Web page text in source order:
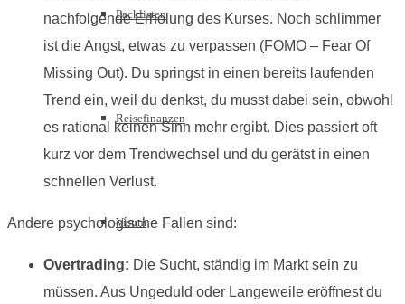
Packlisten
Reisefinanzen
Visum
nachfolgende Erholung des Kurses. Noch schlimmer
ist die Angst, etwas zu verpassen (FOMO – Fear Of
Missing Out). Du springst in einen bereits laufenden
Trend ein, weil du denkst, du musst dabei sein, obwohl
es rational keinen Sinn mehr ergibt. Dies passiert oft
kurz vor dem Trendwechsel und du gerätst in einen
schnellen Verlust.
Andere psychologische Fallen sind:
Overtrading: Die Sucht, ständig im Markt sein zu
müssen. Aus Ungeduld oder Langeweile eröffnest du